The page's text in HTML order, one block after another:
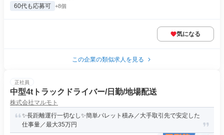
60代も応募可 +8個
気になる
この企業の類似求人を見る
正社員
中型4tトラックドライバー/日勤/地場配送
株式会社マルモト
✨長距離運行一切なし✨簡単パレット積み／大手取引先で安定した
仕事量／最大35万円